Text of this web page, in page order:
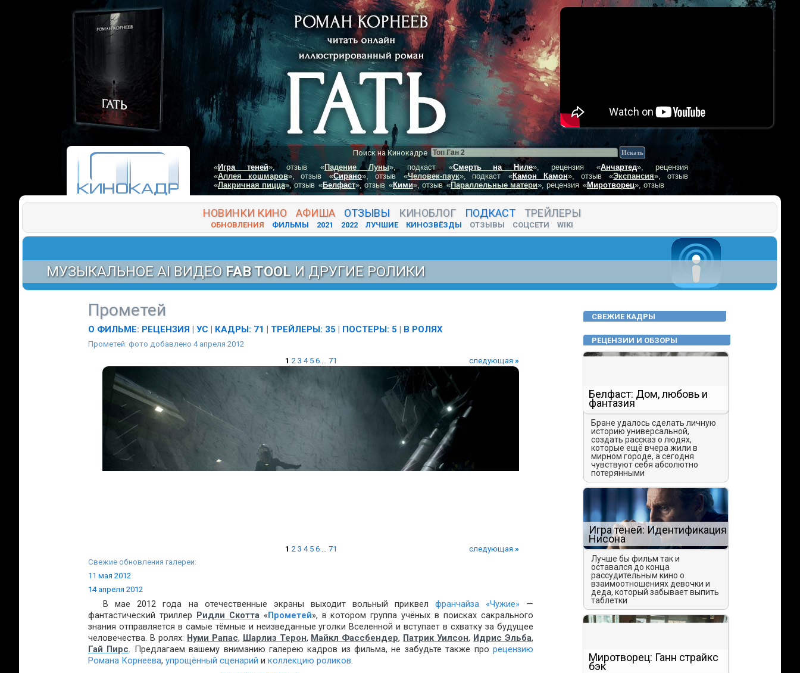
Поиск на Кинокадре
«Игра теней», отзыв «Падение Луны», подкаст «Смерть на Ниле», рецензия «Анчартед», рецензия
«Аллея кошмаров», отзыв «Сирано», отзыв «Человек-паук», подкаст «Камон Камон», отзыв «Экспансия», отзыв
«Лакричная пицца», отзыв «Белфаст», отзыв «Кими», отзыв «Параллельные матери», рецензия «Миротворец», отзыв
НОВИНКИ КИНО АФИША ОТЗЫВЫ КИНОБЛОГ ПОДКАСТ ТРЕЙЛЕРЫ
ОБНОВЛЕНИЯ ФИЛЬМЫ 2021 2022 ЛУЧШИЕ КИНОЗВЁЗДЫ ОТЗЫВЫ СОЦСЕТИ WIKI
МУЗЫКАЛЬНОЕ AI ВИДЕО FAB TOOL И ДРУГИЕ РОЛИКИ
Прометей
О ФИЛЬМЕ: РЕЦЕНЗИЯ | УС | КАДРЫ: 71 | ТРЕЙЛЕРЫ: 35 | ПОСТЕРЫ: 5 | В РОЛЯХ
Прометей: фото добавлено 4 апреля 2012
1 2 3 4 5 6... 71 следующая »
1 2 3 4 5 6... 71 следующая »
Свежие обновления галереи:
11 мая 2012
14 апреля 2012
В мае 2012 года на отечественные экраны выходит вольный приквел франчайза «Чужие»—
фантастический триллер Ридли Скотта«Прометей», в котором группа учёных в поисках сакрального
знания отправляется в самые тёмные и неизведанные уголки Вселенной и вступает в схватку за будущее
человечества. В ролях: Нуми Рапас, Шарлиз Терон, Майкл Фассбендер, Патрик Уилсон, Идрис Эльба,
Гай Пирс. Предлагаем вашему вниманию галерею кадров из фильма, не забудьте также прорецензию
Романа Корнеева, упрощённый сценарий и коллекцию роликов.
СВЕЖИЕ КАДРЫ
РЕЦЕНЗИИ И ОБЗОРЫ
Белфаст: Дом, любовь и
фантазия
Бране удалось сделать личную
историю универсальной,
создать рассказ о людях,
которые ещё вчера жили в
мирном городе, а сегодня
чувствуют себя абсолютно
потерянными
Игра теней: Идентификация
Нисона
Лучше бы фильм так и
оставался до конца
рассудительным кино о
взаимоотношениях девочки и
деда, который забывает выпить
таблетки
Миротворец: Ганн страйкс
бэк